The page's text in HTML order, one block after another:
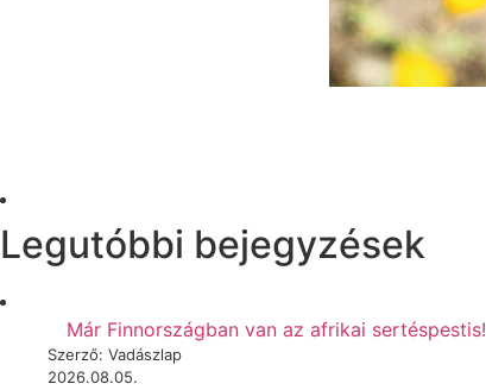
Legutóbbi bejegyzések
Már Finnországban van az afrikai sertéspestis!
Szerző: Vadászlap
2026.08.05.